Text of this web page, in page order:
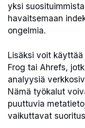
yksi
havaitsemaan
ongelmia.
Lisäksi voit
Frog tai Ahrefs,
analyysiä
Nämä työkalut
puuttuvia
vaikuttavat